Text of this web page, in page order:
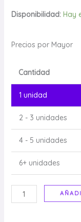
Disponibilidad: Hay
Precios por Mayor
Cantidad
1 unidad
2 - 3 unidades
4 - 5 unidades
6+ unidades